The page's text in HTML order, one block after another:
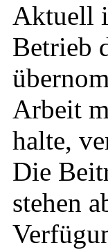
Aktuell
Betrieb
Arbeit
halte,
Die
stehen